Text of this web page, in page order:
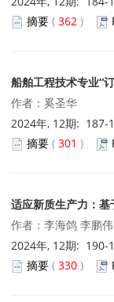
摘要 ( 362 )
船舶工程技术专业“
作者：奚圣华
2024年, 12期: 187-
摘要 ( 301 )
适应新质生产力：
作者：李海鸽 李鹏
2024年, 12期: 190-
摘要 ( 330 )